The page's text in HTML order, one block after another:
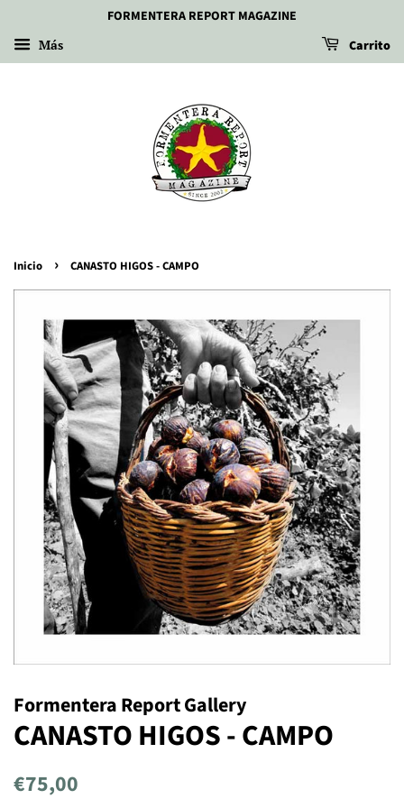
FORMENTERA REPORT MAGAZINE
Más Carrito
Inicio › CANASTO HIGOS - CAMPO
Formentera Report Gallery
CANASTO HIGOS - CAMPO
Precio
€75,00